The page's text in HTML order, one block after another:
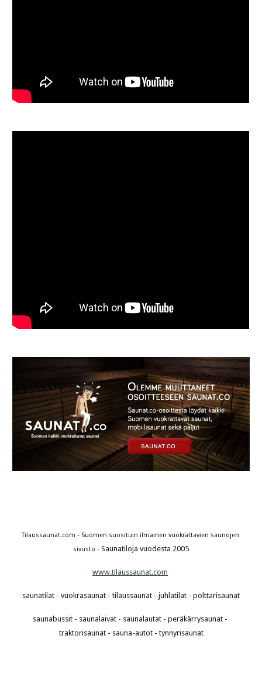
Tilaussaunat.com - Suomen suosituin ilmainen vuokrattavien saunojen
sivusto - Saunatiloja vuodesta 2005
www.tilaussaunat.com
saunatilat - vuokrasaunat - tilaussaunat - juhlatilat - polttarisaunat
saunabussit - saunalaivat - saunalautat - peräkärrysaunat -
traktorisaunat - sauna-autot - tynnyrisaunat